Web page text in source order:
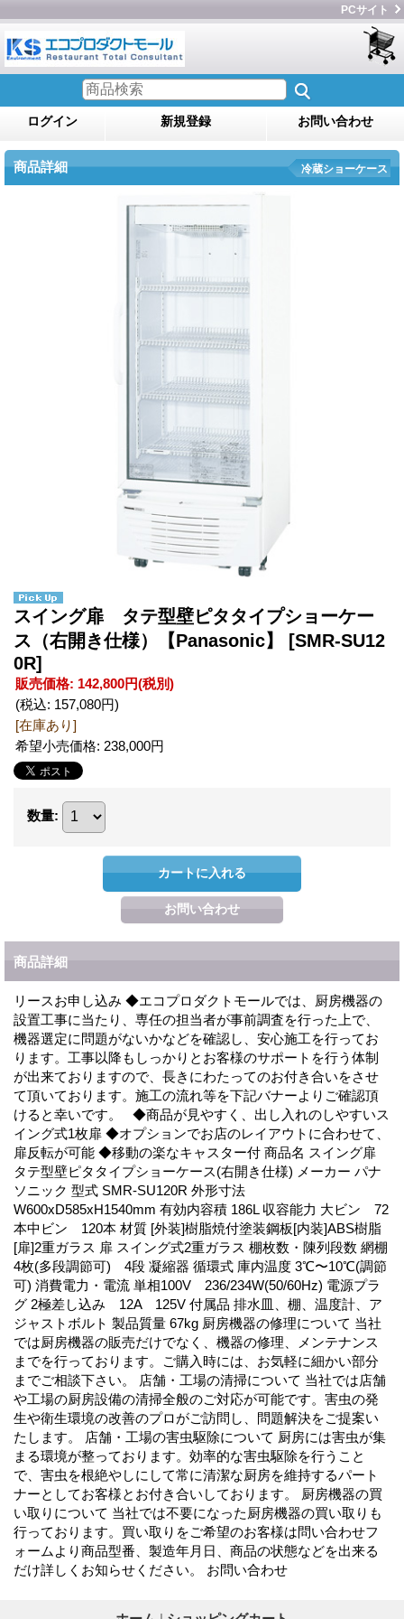
PCサイト
ログイン 新規登録 お問い合わせ
商品詳細 冷蔵ショーケース
スイング扉 タテ型壁ピタタイプショーケー
ス（右開き仕様）【Panasonic】 [SMR-SU12
0R]
販売価格: 142,800円(税別)
(税込: 157,080円)
[在庫あり]
希望小売価格: 238,000円
数量:
商品詳細
リースお申し込み ◆エコプロダクトモールでは、厨房機器の
設置工事に当たり、専任の担当者が事前調査を行った上で、
機器選定に問題がないかなどを確認し、安心施工を行ってお
ります。工事以降もしっかりとお客様のサポートを行う体制
が出来ておりますので、長きにわたってのお付き合いをさせ
て頂いております。施工の流れ等を下記バナーよりご確認頂
けると幸いです。 ◆商品が見やすく、出し入れのしやすいス
イング式1枚扉 ◆オプションでお店のレイアウトに合わせて、
扉反転が可能 ◆移動の楽なキャスター付 商品名 スイング扉
タテ型壁ピタタイプショーケース(右開き仕様) メーカー パナ
ソニック 型式 SMR-SU120R 外形寸法
W600xD585xH1540mm 有効内容積 186L 収容能力 大ビン 72
本中ビン 120本 材質 [外装]樹脂焼付塗装鋼板[内装]ABS樹脂
[扉]2重ガラス 扉 スイング式2重ガラス 棚枚数・陳列段数 網棚
4枚(多段調節可) 4段 凝縮器 循環式 庫内温度 3℃〜10℃(調節
可) 消費電力・電流 単相100V 236/234W(50/60Hz) 電源プラ
グ 2極差し込み 12A 125V 付属品 排水皿、棚、温度計、ア
ジャストボルト 製品質量 67kg 厨房機器の修理について 当社
では厨房機器の販売だけでなく、機器の修理、メンテナンス
までを行っております。ご購入時には、お気軽に細かい部分
までご相談下さい。 店舗・工場の清掃について 当社では店舗
や工場の厨房設備の清掃全般のご対応が可能です。害虫の発
生や衛生環境の改善のプロがご訪問し、問題解決をご提案い
たします。 店舗・工場の害虫駆除について 厨房には害虫が集
まる環境が整っております。効率的な害虫駆除を行うこと
で、害虫を根絶やしにして常に清潔な厨房を維持するパート
ナーとしてお客様とお付き合いしております。 厨房機器の買
い取りについて 当社では不要になった厨房機器の買い取りも
行っております。買い取りをご希望のお客様は問い合わせフ
ォームより商品型番、製造年月日、商品の状態などを出来る
だけ詳しくお知らせください。 お問い合わせ